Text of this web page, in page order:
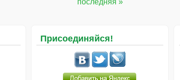
Присоединяйся!